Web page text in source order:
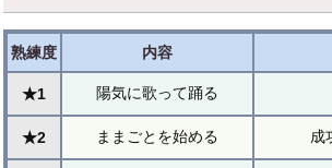
熟練度 内容
★1 陽気に歌って踊る
★2 ままごとを始める 成